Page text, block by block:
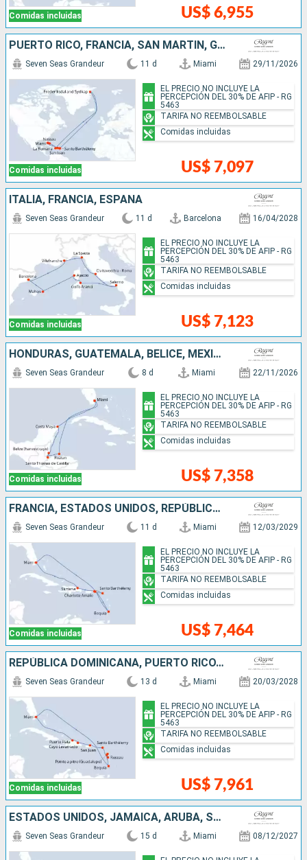
Comidas incluidas US$ 6,955
PUERTO RICO, FRANCIA, SAN MARTÍN, GROENLANDIA, REPÚBLICA DOMINICANA, BAHAMAS, ESTADOS UNIDOS
Comidas incluidas
Seven Seas Grandeur 11 d Miami 29/11/2026
US$ 7,097
EL PRECIO NO INCLUYE LA
PERCEPCIÓN DEL 30% DE AFIP - RG
5463
TARIFA NO REEMBOLSABLE
Comidas incluidas
ITALIA, FRANCIA, ESPAÑA
Comidas incluidas
Seven Seas Grandeur 11 d Barcelona 16/04/2028
US$ 7,123
EL PRECIO NO INCLUYE LA
PERCEPCIÓN DEL 30% DE AFIP - RG
5463
TARIFA NO REEMBOLSABLE
Comidas incluidas
HONDURAS, GUATEMALA, BELICE, MÉXICO, ESTADOS UNIDOS
Comidas incluidas
Seven Seas Grandeur 8 d Miami 22/11/2026
US$ 7,358
EL PRECIO NO INCLUYE LA
PERCEPCIÓN DEL 30% DE AFIP - RG
5463
TARIFA NO REEMBOLSABLE
Comidas incluidas
FRANCIA, ESTADOS UNIDOS, REPÚBLICA DOMINICANA, SAN VINCENT Y LAS GRANADINAS
Comidas incluidas
Seven Seas Grandeur 11 d Miami 12/03/2029
US$ 7,464
EL PRECIO NO INCLUYE LA
PERCEPCIÓN DEL 30% DE AFIP - RG
5463
TARIFA NO REEMBOLSABLE
Comidas incluidas
REPÚBLICA DOMINICANA, PUERTO RICO, FRANCIA, DOMINICA, SAN VINCENT Y LAS GRANADINAS, ESTADOS UNIDOS
Comidas incluidas
Seven Seas Grandeur 13 d Miami 20/03/2028
US$ 7,961
EL PRECIO NO INCLUYE LA
PERCEPCIÓN DEL 30% DE AFIP - RG
5463
TARIFA NO REEMBOLSABLE
Comidas incluidas
ESTADOS UNIDOS, JAMAICA, ARUBA, SANTA LUCIA, BARBADOS
Seven Seas Grandeur 15 d Miami 08/12/2027